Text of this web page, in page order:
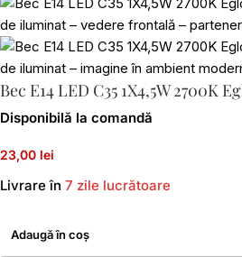
Bec E14 LED C35 1X4,5W 2700K
Disponibilă la comandă
23,00 lei
Livrare în 7 zile lucrătoare
Adaugă în coș